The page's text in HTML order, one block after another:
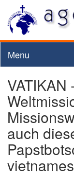
Menu
VATIKAN
auch